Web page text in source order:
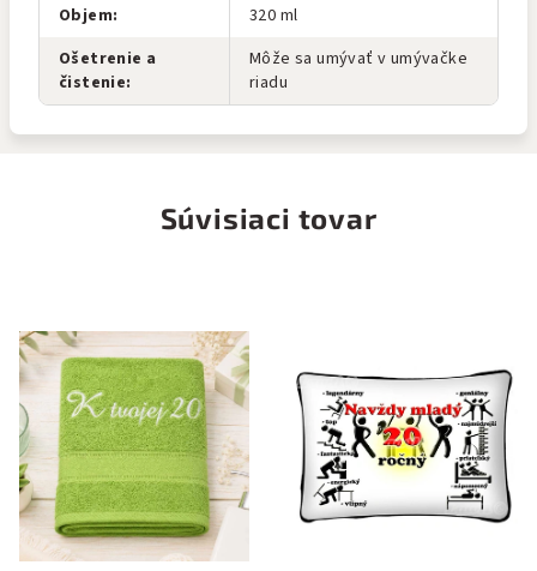
Objem:
320 ml
Ošetrenie a
čistenie:
Môže sa umývať v umývačke
riadu
Súvisiaci tovar